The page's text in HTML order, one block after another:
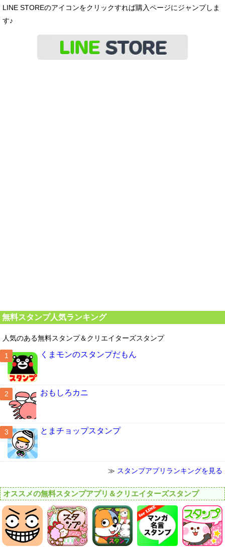
LINE STOREのアイコンをクリックすれば購入ページにジャンプしま
す♪
無料スタンプ人気ランキング
人気のある無料スタンプ＆クリエイターズスタンプ
くまモンのスタンプだもん
おもしろカニ
とまチョップスタンプ
≫ スタンプアプリランキングを見る
オススメの無料スタンプアプリ＆クリエイターズスタンプ